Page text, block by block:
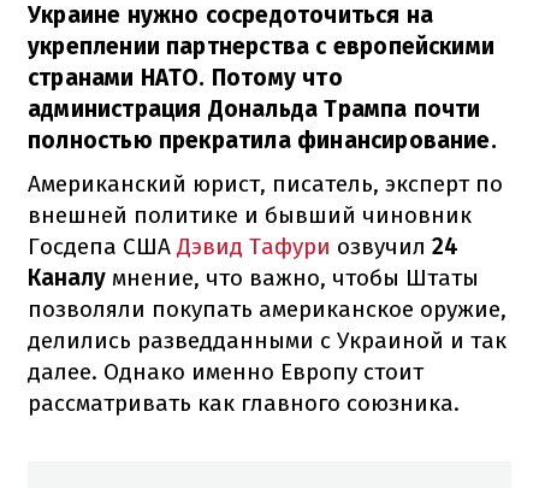
Украине нужно сосредоточиться на
укреплении партнерства с европейскими
странами НАТО. Потому что
администрация Дональда Трампа почти
полностью прекратила финансирование.
Американский юрист, писатель, эксперт по
внешней политике и бывший чиновник
Госдепа США Дэвид Тафури озвучил 24
Каналу мнение, что важно, чтобы Штаты
позволяли покупать американское оружие,
делились разведданными с Украиной и так
далее. Однако именно Европу стоит
рассматривать как главного союзника.